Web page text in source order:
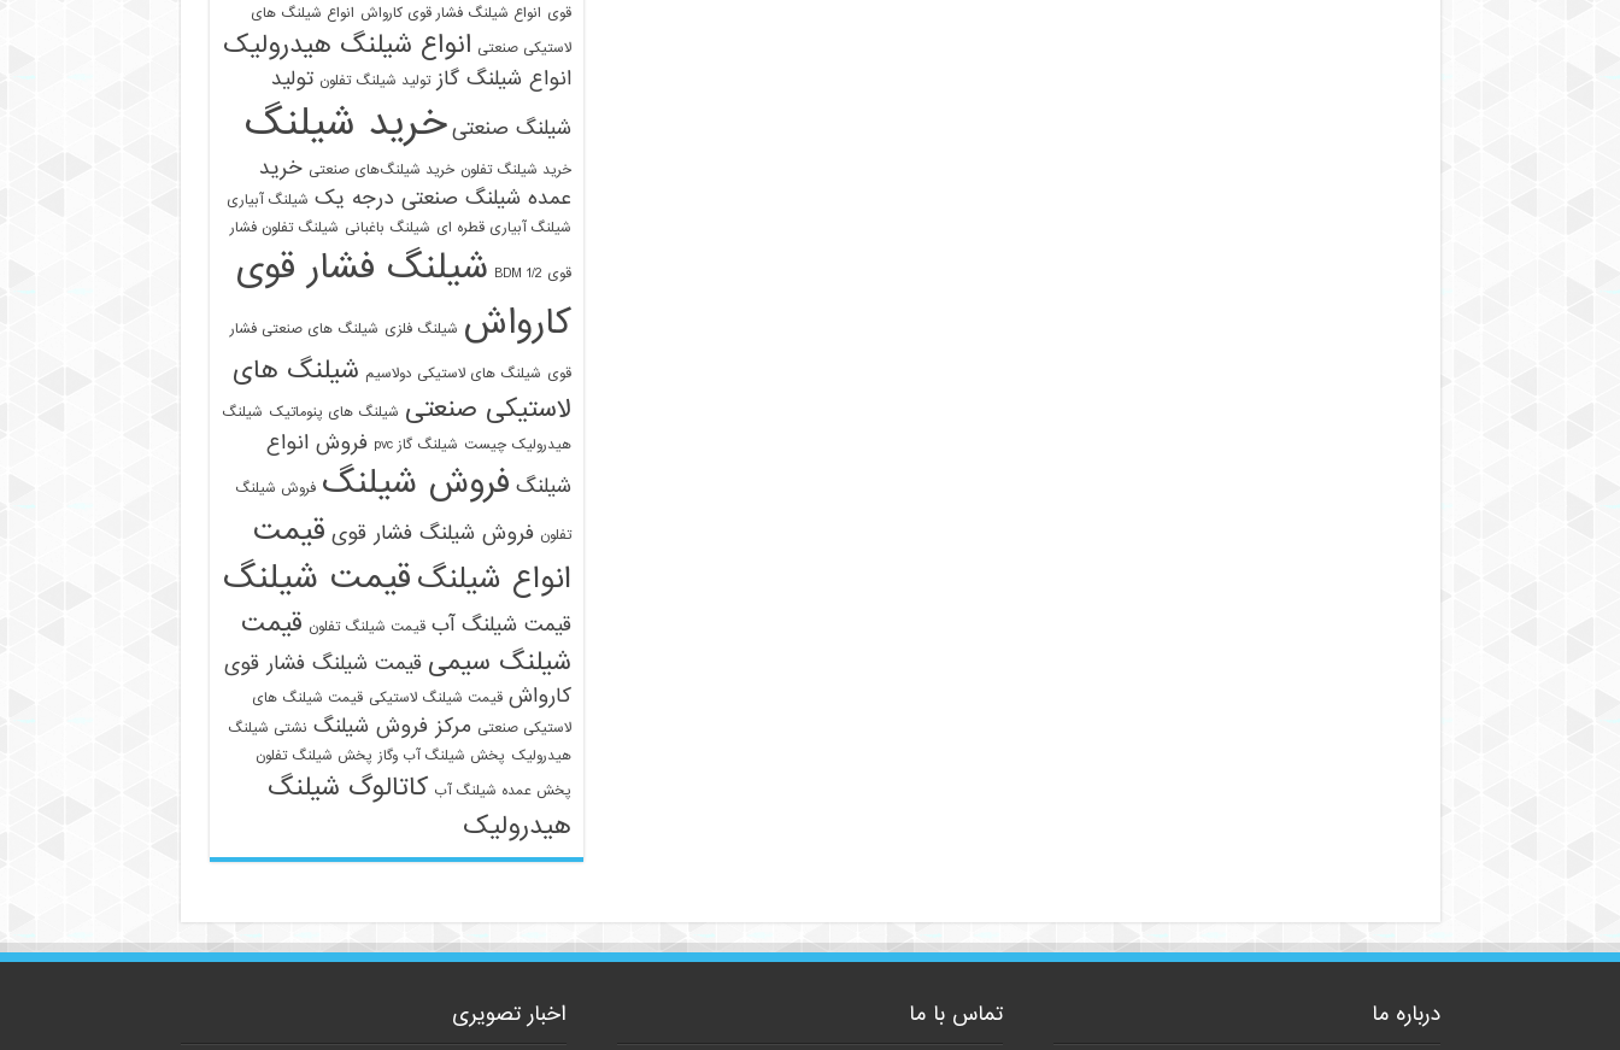
قوی انواع شیلنگ فشار قوی کارواش انواع شیلنگ های
لاستیکی صنعتی انواع شیلنگ هیدرولیک
انواع شیلنگ گاز تولید شیلنگ تفلون تولید
شیلنگ صنعتی خرید شیلنگ
خرید شیلنگ تفلون خرید شیلنگ‌های صنعتی خرید
عمده شیلنگ صنعتی درجه یک شیلنگ آبیاری
شیلنگ آبیاری قطره ای شیلنگ باغبانی شیلنگ تفلون فشار
قوی 1/2 BDM
شیلنگ فشار قوی
کارواش شیلنگ فلزی شیلنگ های صنعتی فشار
قوی شیلنگ های لاستیکی دولاسیم شیلنگ های
لاستیکی صنعتی شیلنگ های پنوماتیک شیلنگ
هیدرولیک چیست شیلنگ گاز pvc
فروش انواع
شیلنگ فروش شیلنگ فروش شیلنگ
تفلون فروش شیلنگ فشار قوی قیمت
انواع شیلنگقیمت شیلنگ
قیمت شیلنگ آب قیمت شیلنگ تفلون قیمت
شیلنگ سیمی قیمت شیلنگ فشار قوی
کارواش قیمت شیلنگ لاستیکی قیمت شیلنگ های
لاستیکی صنعتی مرکز فروش شیلنگ نشتی شیلنگ
هیدرولیک پخش شیلنگ آب وگاز پخش شیلنگ تفلون
پخش عمده شیلنگ آب کاتالوگ شیلنگ
هیدرولیک
درباره ما تماس با ما اخبار تصویری